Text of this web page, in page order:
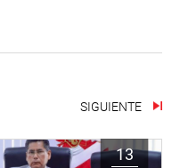
SIGUIENTE
13